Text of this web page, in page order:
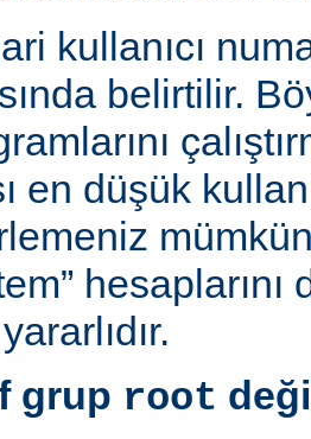
kullanıcı
belirtilir.
en düşük
mümkün
grup root